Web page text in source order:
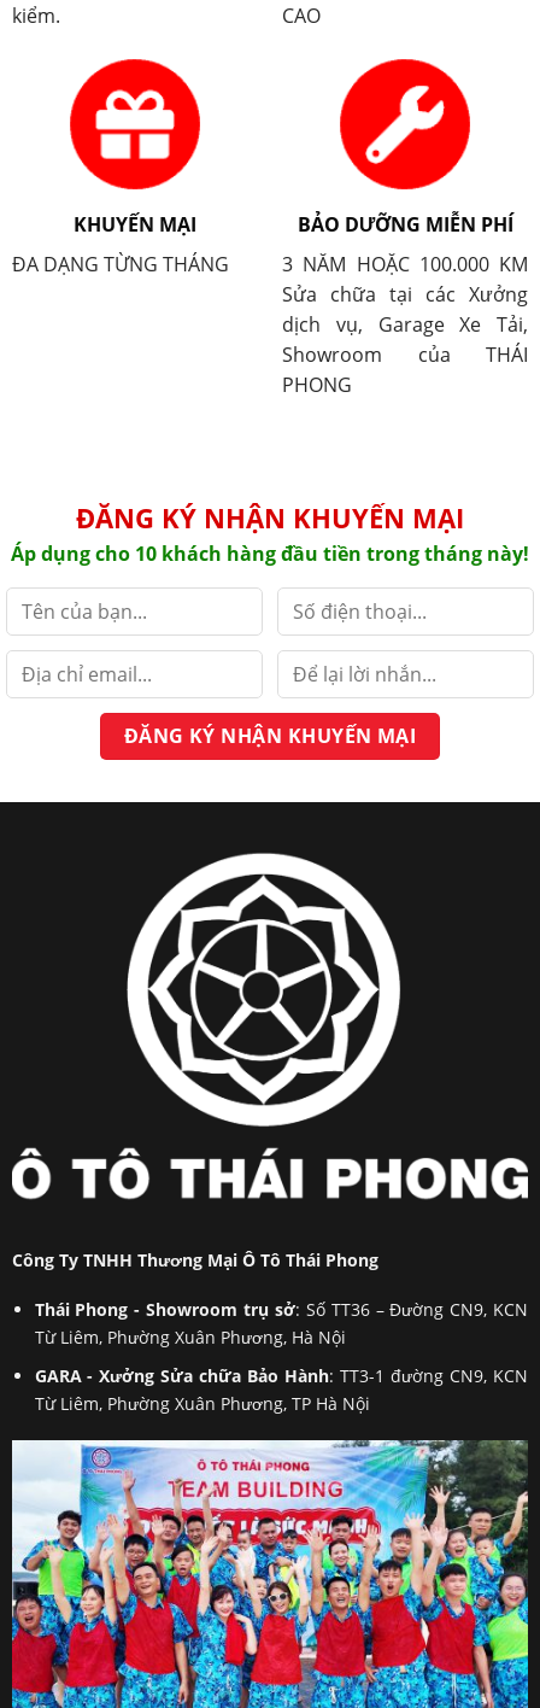
kiểm. CAO
KHUYẾN MẠI
ĐA DẠNG TỪNG THÁNG
BẢO DƯỠNG MIỄN PHÍ
3 NĂM HOẶC 100.000 KM
Sửa chữa tại các Xưởng
dịch vụ, Garage Xe Tải,
Showroom của THÁI
PHONG
ĐĂNG KÝ NHẬN KHUYẾN MẠI
Áp dụng cho 10 khách hàng đầu tiền trong tháng này!
Công Ty TNHH Thương Mại Ô Tô Thái Phong
Thái Phong - Showroom trụ sở: Số TT36 – Đường CN9, KCN
Từ Liêm, Phường Xuân Phương, Hà Nội
GARA - Xưởng Sửa chữa Bảo Hành: TT3-1 đường CN9, KCN
Từ Liêm, Phường Xuân Phương, TP Hà Nội